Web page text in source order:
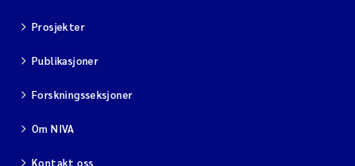
Prosjekter
Publikasjoner
Forskningsseksjoner
Om NIVA
Kontakt oss